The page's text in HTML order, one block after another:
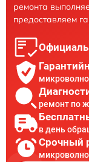
ремонта
предоставляем
ремонт по
в день
Срочный